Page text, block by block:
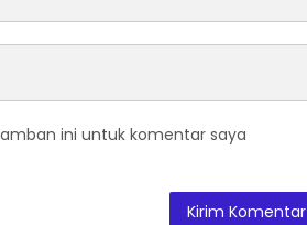
ini untuk komentar saya